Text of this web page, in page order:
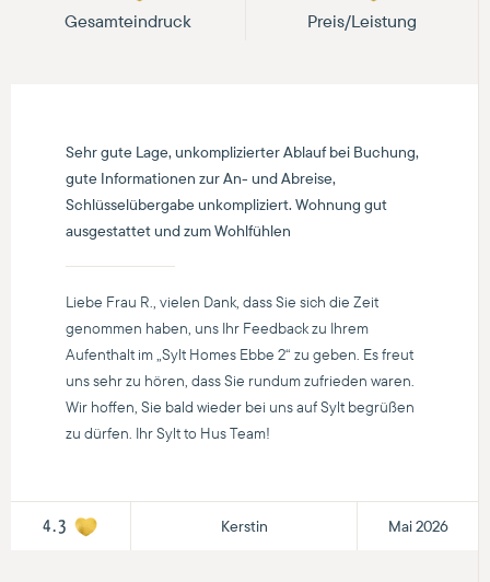
Gesamteindruck Preis/Leistung
Sehr gute Lage, unkomplizierter Ablauf bei Buchung,
gute Informationen zur An- und Abreise,
Schlüsselübergabe unkompliziert. Wohnung gut
ausgestattet und zum Wohlfühlen
Liebe Frau R., vielen Dank, dass Sie sich die Zeit
genommen haben, uns Ihr Feedback zu Ihrem
Aufenthalt im „Sylt Homes Ebbe 2“ zu geben. Es freut
uns sehr zu hören, dass Sie rundum zufrieden waren.
Wir hoffen, Sie bald wieder bei uns auf Sylt begrüßen
zu dürfen. Ihr Sylt to Hus Team!
4.3 Kerstin Mai 2026